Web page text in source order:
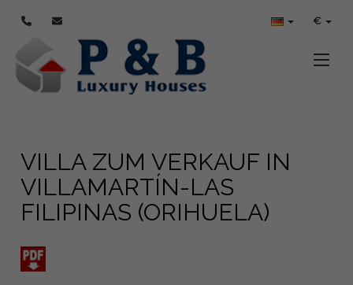
€
VILLA ZUM VERKAUF IN
VILLAMARTÍN-LAS
FILIPINAS (ORIHUELA)